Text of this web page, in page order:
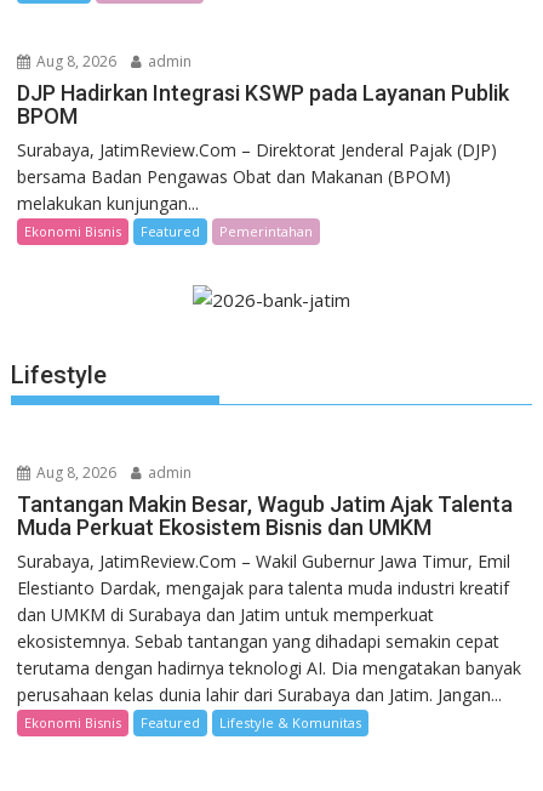
Aug 8, 2026 admin
DJP Hadirkan Integrasi KSWP pada Layanan Publik
BPOM
Surabaya, JatimReview.Com – Direktorat Jenderal Pajak (DJP)
bersama Badan Pengawas Obat dan Makanan (BPOM)
melakukan kunjungan...
Ekonomi Bisnis Featured Pemerintahan
Lifestyle
Aug 8, 2026 admin
Tantangan Makin Besar, Wagub Jatim Ajak Talenta
Muda Perkuat Ekosistem Bisnis dan UMKM
Surabaya, JatimReview.Com – Wakil Gubernur Jawa Timur, Emil
Elestianto Dardak, mengajak para talenta muda industri kreatif
dan UMKM di Surabaya dan Jatim untuk memperkuat
ekosistemnya. Sebab tantangan yang dihadapi semakin cepat
terutama dengan hadirnya teknologi AI. Dia mengatakan banyak
perusahaan kelas dunia lahir dari Surabaya dan Jatim. Jangan...
Ekonomi Bisnis Featured Lifestyle & Komunitas